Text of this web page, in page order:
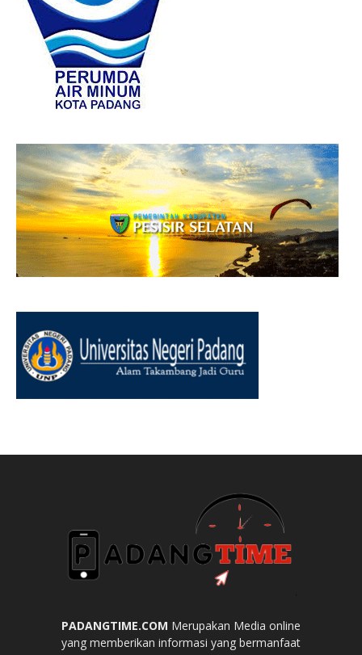
PADANGTIME.COM Merupakan Media online
yang memberikan informasi yang bermanfaat